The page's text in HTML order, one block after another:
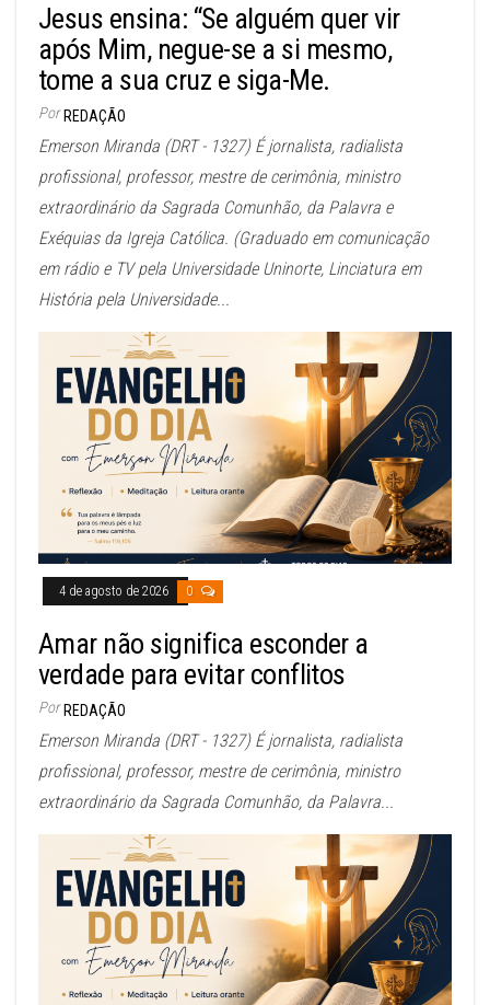
Jesus ensina: “Se alguém quer vir
após Mim, negue-se a si mesmo,
tome a sua cruz e siga-Me.
Por REDAÇÃO
Emerson Miranda (DRT - 1327) É jornalista, radialista
profissional, professor, mestre de cerimônia, ministro
extraordinário da Sagrada Comunhão, da Palavra e
Exéquias da Igreja Católica. (Graduado em comunicação
em rádio e TV pela Universidade Uninorte, Linciatura em
História pela Universidade...
4 de agosto de 2026 0
Amar não significa esconder a
verdade para evitar conflitos
Por REDAÇÃO
Emerson Miranda (DRT - 1327) É jornalista, radialista
profissional, professor, mestre de cerimônia, ministro
extraordinário da Sagrada Comunhão, da Palavra...